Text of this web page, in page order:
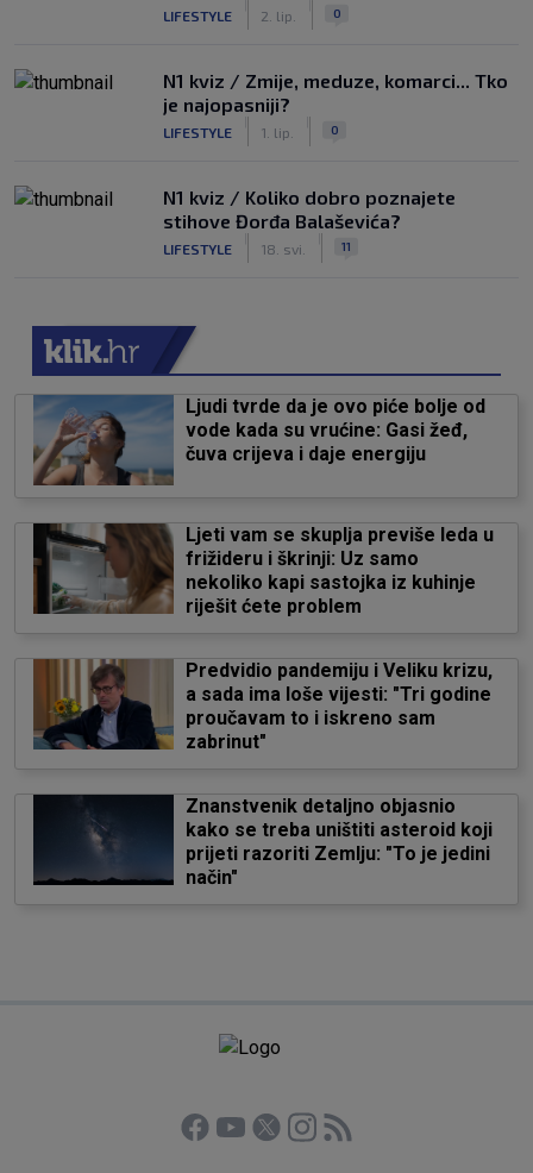
LIFESTYLE 2. lip. 0
N1 kviz / Zmije, meduze, komarci... Tko
je najopasniji?
LIFESTYLE 1. lip. 0
N1 kviz / Koliko dobro poznajete
stihove Đorđa Balaševića?
LIFESTYLE 18. svi. 11
Ljudi tvrde da je ovo piće bolje od
vode kada su vrućine: Gasi žeđ,
čuva crijeva i daje energiju
Ljeti vam se skuplja previše leda u
frižideru i škrinji: Uz samo
nekoliko kapi sastojka iz kuhinje
riješit ćete problem
Predvidio pandemiju i Veliku krizu,
a sada ima loše vijesti: "Tri godine
proučavam to i iskreno sam
zabrinut"
Znanstvenik detaljno objasnio
kako se treba uništiti asteroid koji
prijeti razoriti Zemlju: "To je jedini
način"